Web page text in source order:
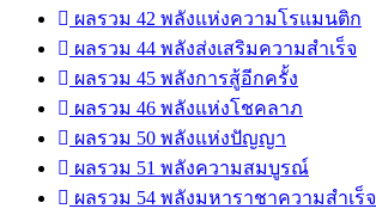
ผลรวม 42 พลังแห่งความโรแมนติก
ผลรวม 44 พลังส่งเสริมความสำเร็จ
ผลรวม 45 พลังการสู้อีกครั้ง
ผลรวม 46 พลังแห่งโชคลาภ
ผลรวม 50 พลังแห่งปัญญา
ผลรวม 51 พลังความสมบูรณ์
ผลรวม 54 พลังมหาราชาความสำเร็จ